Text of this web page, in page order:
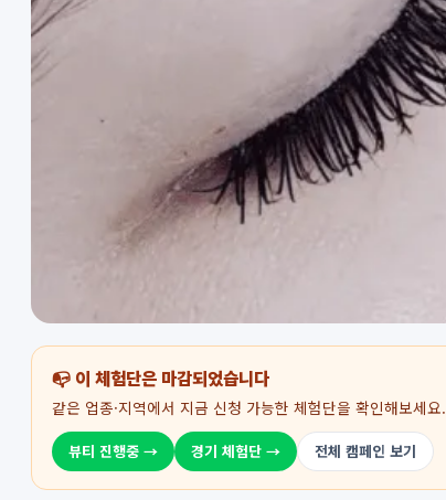
📭 이 체험단은 마감되었습니다
같은 업종·지역에서 지금 신청 가능한 체험단을 확인해보세요.
뷰티 진행중 → 경기 체험단 → 전체 캠페인 보기